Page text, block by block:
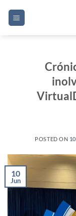
POSTED ON
10
Jun